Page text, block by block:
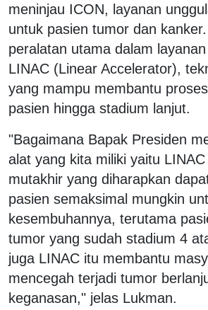
meninjau ICON, layanan
untuk pasien tumor dan
peralatan utama dalam
LINAC (Linear Accelerator),
yang mampu membantu
pasien hingga stadium lanjut.
"Bagaimana Bapak Presiden
alat yang kita miliki yaitu
mutakhir yang diharapkan
pasien semaksimal mungkin
kesembuhannya, terutama
tumor yang sudah stadium 4
juga LINAC itu membantu
mencegah terjadi tumor
keganasan," jelas Lukman.